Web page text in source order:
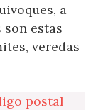
a
estas
veredas
postal